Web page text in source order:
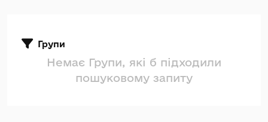
Групи
Немає Групи, які б підходили
пошуковому запиту